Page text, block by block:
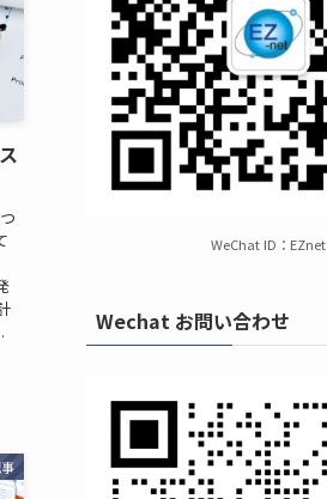
WeChat ID：EZnet
Wechat お問い合わせ